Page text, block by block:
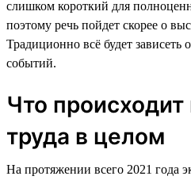
слишком короткий для
поэтому речь пойдет скорее о
Традиционно всё будет зависеть
событий.
Что
труда в целом
На протяжении всего 2021 года